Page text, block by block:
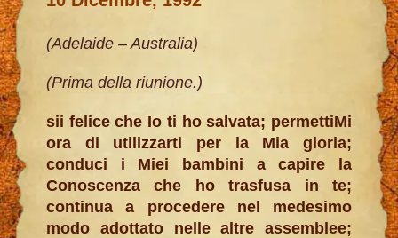
(Adelaide – Australia)
(Prima della riunione.)
sii felice che Io ti ho salvata; permettiMi
ora di utilizzarti per la Mia gloria;
conduci i Miei bambini a capire la
Conoscenza che ho trasfusa in te;
continua a procedere nel medesimo
modo adottato nelle altre assemblee;